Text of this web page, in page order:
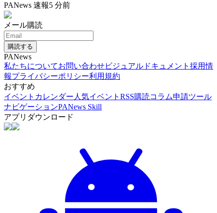
PANews 速報5 分前
メール購読
購読する
PANews
私たちについてお問い合わせビジュアルドキュメント 採用情
報プライバシーポリシー利用規約
おすすめ
イベントカレンダー 人気イベント RSS購読コラム申請ツール
ナビゲーションPANews Skill
アプリダウンロード